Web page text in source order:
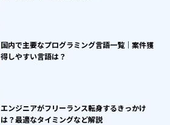
国内で主要なプログラミング言語一覧｜案件獲
得しやすい言語は？
エンジニアがフリーランス転身するきっかけ
は？最適なタイミングなど解説